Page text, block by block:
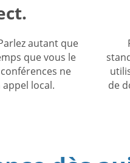
autant que
que vous le
ne
local.
de